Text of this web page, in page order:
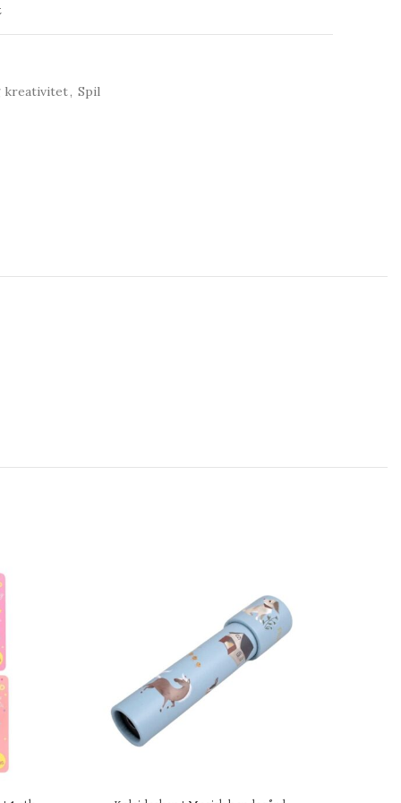
kreativitet, Spil